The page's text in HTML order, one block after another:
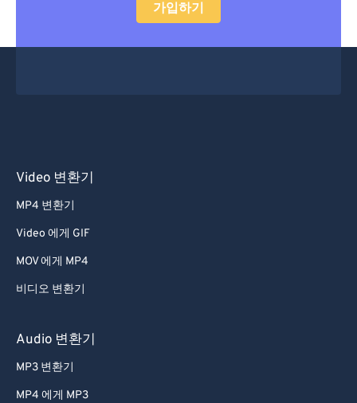
가입하기
Video 변환기
MP4 변환기
Video 에게 GIF
MOV 에게 MP4
비디오 변환기
Audio 변환기
MP3 변환기
MP4 에게 MP3